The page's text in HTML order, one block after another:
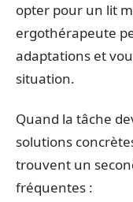
opter pour un lit
ergothérapeute
adaptations et
situation.
Quand la tâche
solutions
trouvent un
fréquentes :